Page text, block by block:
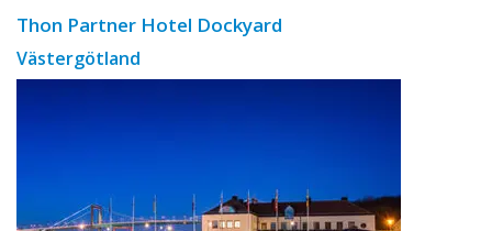
Thon Partner Hotel Dockyard
Västergötland